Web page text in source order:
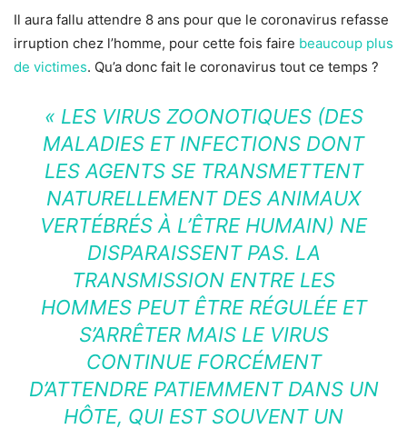
Il aura fallu attendre 8 ans pour que le coronavirus refasse
irruption chez l’homme, pour cette fois faire beaucoup plus
de victimes. Qu’a donc fait le coronavirus tout ce temps ?
« LES VIRUS ZOONOTIQUES (DES
MALADIES ET INFECTIONS DONT
LES AGENTS SE TRANSMETTENT
NATURELLEMENT DES ANIMAUX
VERTÉBRÉS À L’ÊTRE HUMAIN) NE
DISPARAISSENT PAS. LA
TRANSMISSION ENTRE LES
HOMMES PEUT ÊTRE RÉGULÉE ET
S’ARRÊTER MAIS LE VIRUS
CONTINUE FORCÉMENT
D’ATTENDRE PATIEMMENT DANS UN
HÔTE, QUI EST SOUVENT UN